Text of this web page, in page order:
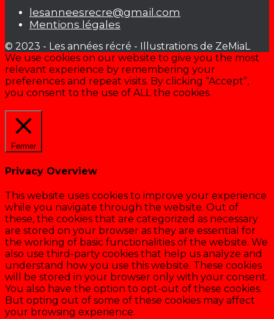
lesanneesrecre@gmail.com
Mentions légales
© 2023 - Les années récré - Illustrations de ZeMiaL
We use cookies on our website to give you the most
relevant experience by remembering your
preferences and repeat visits. By clicking “Accept”,
you consent to the use of ALL the cookies.
Fermer
Privacy Overview
This website uses cookies to improve your experience
while you navigate through the website. Out of
these, the cookies that are categorized as necessary
are stored on your browser as they are essential for
the working of basic functionalities of the website. We
also use third-party cookies that help us analyze and
understand how you use this website. These cookies
will be stored in your browser only with your consent.
You also have the option to opt-out of these cookies.
But opting out of some of these cookies may affect
your browsing experience.